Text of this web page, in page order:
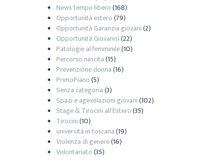
News tempo libero(168)
Opportunità estero(79)
Opportunità Garanzia giovani(2)
Opportunità Giovanisì(22)
Patologie al femminile(10)
Percorso nascita(15)
Prevenzione donna(16)
PrimoPiano(5)
Senza categoria(3)
Spazi e agevolazioni giovani(102)
Stage & Tirocini all'Estero(35)
Tirocini(10)
università in toscana(19)
Violenza di genere(16)
Volontariato(35)